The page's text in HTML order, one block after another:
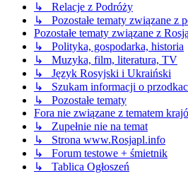
↳ Relacje z Podróży
↳ Pozostałe tematy związane z
Pozostałe tematy związane z
↳ Polityka, gospodarka, historia
↳ Muzyka, film, literatura, TV
↳ Język Rosyjski i Ukraiński
↳ Szukam informacji o
↳ Pozostałe tematy
Fora nie związane z tematem
↳ Zupełnie nie na temat
↳ Strona www.Rosjapl.info
↳ Forum testowe + śmietnik
↳ Tablica Ogłoszeń